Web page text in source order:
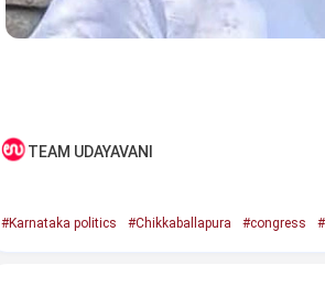
TEAM UDAYAVANI
#Karnataka politics #Chikkaballapura #congress